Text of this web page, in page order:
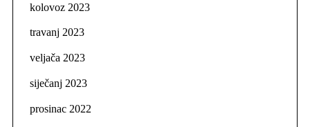
kolovoz 2023
travanj 2023
veljača 2023
siječanj 2023
prosinac 2022